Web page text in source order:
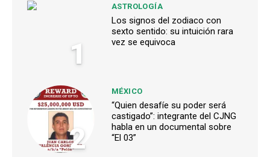
1
ASTROLOGÍA
Los signos del zodiaco con
sexto sentido: su intuición rara
vez se equivoca
2
MÉXICO
“Quien desafíe su poder será
castigado”: integrante del CJNG
habla en un documental sobre
“El 03”